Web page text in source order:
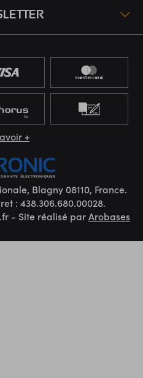
+
Blagny 08110, France.
: 438.306.680.00028.
- Site réalisé parArobases